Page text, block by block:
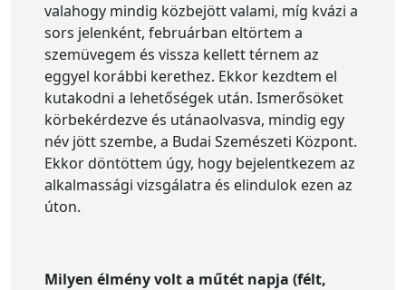
valahogy mindig közbejött valami, míg kvázi a
sors jelenként, februárban eltörtem a
szemüvegem és vissza kellett térnem az
eggyel korábbi kerethez. Ekkor kezdtem el
kutakodni a lehetőségek után. Ismerősöket
körbekérdezve és utánaolvasva, mindig egy
név jött szembe, a Budai Szemészeti Központ.
Ekkor döntöttem úgy, hogy bejelentkezem az
alkalmassági vizsgálatra és elindulok ezen az
úton.
Milyen élmény volt a műtét napja (félt,